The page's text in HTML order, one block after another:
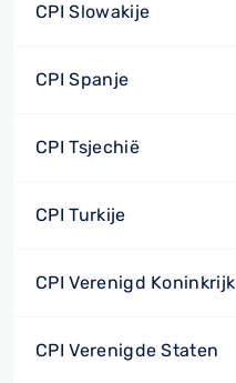
CPI Slowakije
CPI Spanje
CPI Tsjechië
CPI Turkije
CPI Verenigd Koninkrijk
CPI Verenigde Staten